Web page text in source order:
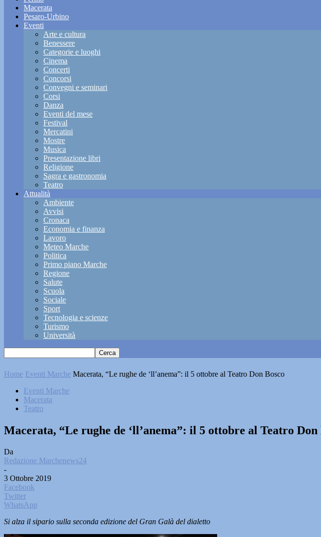
Macerata
Pesaro-Urbino
Eventi
Arte e cultura
Benessere
Categorie e luoghi
Cinema
Concerti
Concorsi
Convegni e seminari
Corsi
Danza
Eventi del mese
Festival
Mercatini
Mostre
Musica
Presentazione libri
Religione
Sagra e gastronomia
Teatro
Attualità
Ambiente
Avvisi
Cronaca
Economia e finanza
Lavoro
Meteo Marche
Politica
Primo piano Marche
Regione
Salute
Scuola
Sociale
Sport
Tecnologia e scienze
Turismo
Università
Home Eventi Marche Macerata, “Le rughe de ‘ll’anema”: il 5 ottobre al Teatro Don Bosco
Eventi Marche
Macerata
Teatro
Macerata, “Le rughe de ‘ll’anema”: il 5 ottobre al Teatro Don
Da
Redazione Marchenews24
-
3 Ottobre 2019
Facebook
Twitter
WhatsApp
Si alza il sipario sulla seconda edizione del Gran Galà del dialetto